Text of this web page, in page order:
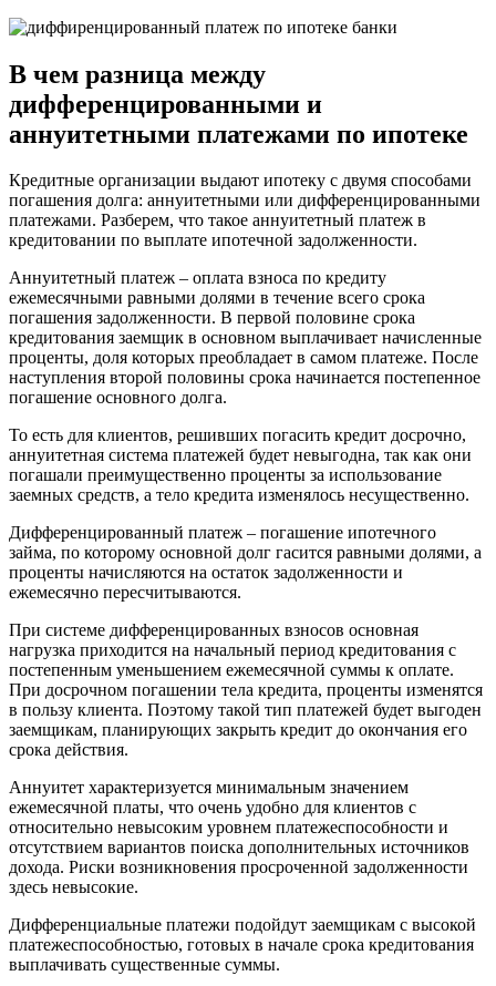
В чем разница между
дифференцированными и
аннуитетными платежами по ипотеке
Кредитные организации выдают ипотеку с двумя способами
погашения долга: аннуитетными или дифференцированными
платежами. Разберем, что такое аннуитетный платеж в
кредитовании по выплате ипотечной задолженности.
Аннуитетный платеж – оплата взноса по кредиту
ежемесячными равными долями в течение всего срока
погашения задолженности. В первой половине срока
кредитования заемщик в основном выплачивает начисленные
проценты, доля которых преобладает в самом платеже. После
наступления второй половины срока начинается постепенное
погашение основного долга.
То есть для клиентов, решивших погасить кредит досрочно,
аннуитетная система платежей будет невыгодна, так как они
погашали преимущественно проценты за использование
заемных средств, а тело кредита изменялось несущественно.
Дифференцированный платеж – погашение ипотечного
займа, по которому основной долг гасится равными долями, а
проценты начисляются на остаток задолженности и
ежемесячно пересчитываются.
При системе дифференцированных взносов основная
нагрузка приходится на начальный период кредитования с
постепенным уменьшением ежемесячной суммы к оплате.
При досрочном погашении тела кредита, проценты изменятся
в пользу клиента. Поэтому такой тип платежей будет выгоден
заемщикам, планирующих закрыть кредит до окончания его
срока действия.
Аннуитет характеризуется минимальным значением
ежемесячной платы, что очень удобно для клиентов с
относительно невысоким уровнем платежеспособности и
отсутствием вариантов поиска дополнительных источников
дохода. Риски возникновения просроченной задолженности
здесь невысокие.
Дифференциальные платежи подойдут заемщикам с высокой
платежеспособностью, готовых в начале срока кредитования
выплачивать существенные суммы.